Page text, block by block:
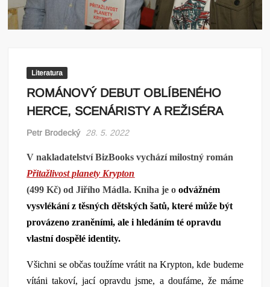
Literatura
ROMÁNOVÝ DEBUT OBLÍBENÉHO
HERCE, SCENÁRISTY A REŽISÉRA
Petr Brodecký 28. 5. 2022
V nakladatelství BizBooks vychází milostný román
Přitažlivost planety Krypton
(499 Kč) od Jiřího Mádla. Kniha je oodvážném
vysvlékání z těsných dětských šatů, které může být
provázeno zraněními, ale i hledáním té opravdu
vlastní dospělé identity.
Všichni se občas toužíme vrátit na Krypton, kde budeme
vítáni takoví, jací opravdu jsme, a doufáme, že máme